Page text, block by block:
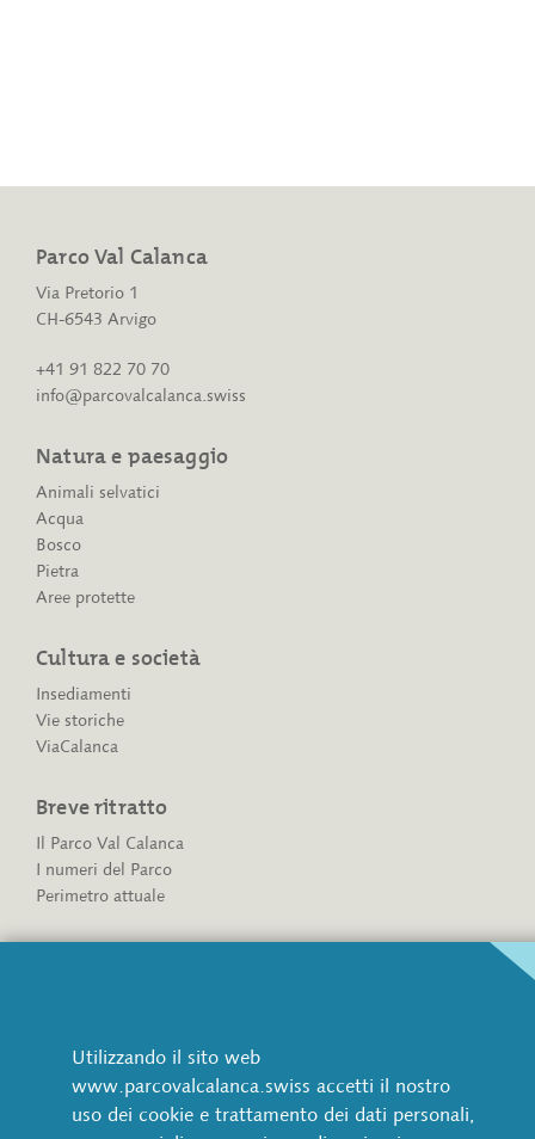
Parco Val Calanca
Via Pretorio 1
CH-6543 Arvigo
+41 91 822 70 70
info@parcovalcalanca.swiss
Natura e paesaggio
Animali selvatici
Acqua
Bosco
Pietra
Aree protette
Cultura e società
Insediamenti
Vie storiche
ViaCalanca
Breve ritratto
Il Parco Val Calanca
I numeri del Parco
Perimetro attuale
Amministrazione del Parco
Partner e sponsor
Documenti
Utilizzando il sito web
www.parcovalcalanca.swiss accetti il nostro
uso dei cookie e trattamento dei dati personali,